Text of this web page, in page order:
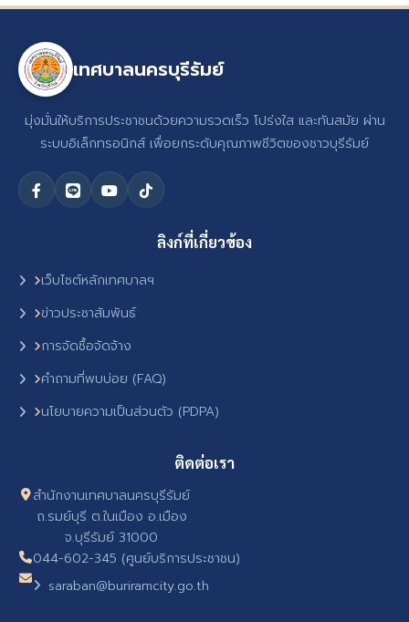
เทศบาลนครบุรีรัมย์
มุ่งมั่นให้บริการประชาชนด้วยความรวดเร็ว โปร่งใส และทันสมัย ผ่าน
ระบบอิเล็กทรอนิกส์ เพื่อยกระดับคุณภาพชีวิตของชาวบุรีรัมย์
ลิงก์ที่เกี่ยวข้อง
เว็บไซต์หลักเทศบาลฯ
ข่าวประชาสัมพันธ์
การจัดซื้อจัดจ้าง
คำถามที่พบบ่อย (FAQ)
นโยบายความเป็นส่วนตัว (PDPA)
ติดต่อเรา
สำนักงานเทศบาลนครบุรีรัมย์
ถ.รมย์บุรี ต.ในเมือง อ.เมือง
จ.บุรีรัมย์ 31000
044-602-345 (ศูนย์บริการประชาชน)
saraban@buriramcity.go.th